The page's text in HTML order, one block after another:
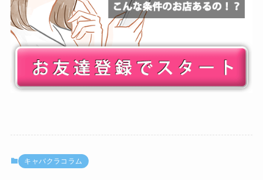
キャバクラコラム